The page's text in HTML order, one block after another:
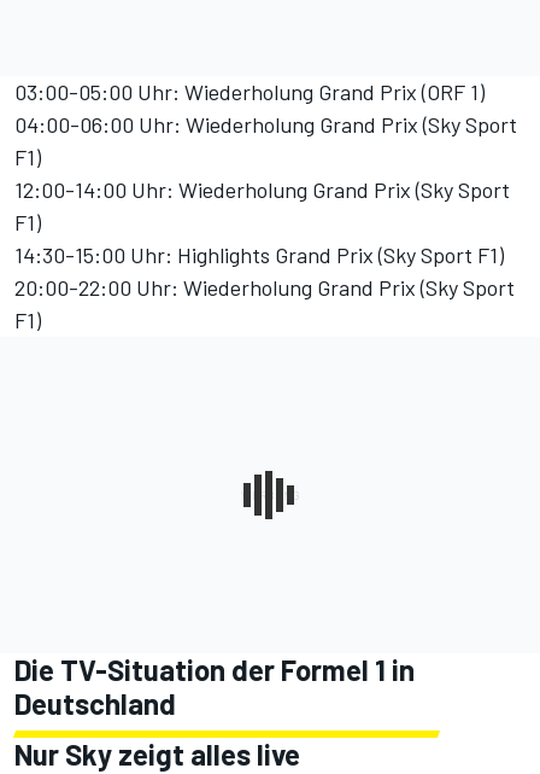
03:00-05:00 Uhr: Wiederholung Grand Prix (ORF 1)
04:00-06:00 Uhr: Wiederholung Grand Prix (Sky Sport
F1)
12:00-14:00 Uhr: Wiederholung Grand Prix (Sky Sport
F1)
14:30-15:00 Uhr: Highlights Grand Prix (Sky Sport F1)
20:00-22:00 Uhr: Wiederholung Grand Prix (Sky Sport
F1)
Die TV-Situation der Formel 1 in
Deutschland
Nur Sky zeigt alles live